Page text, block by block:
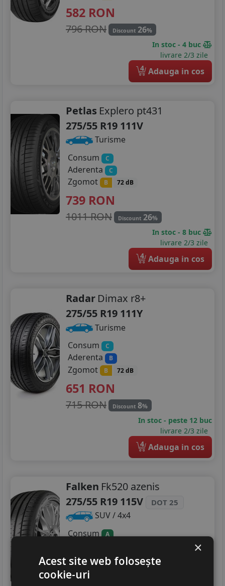
582 RON
796 RON Discount 26%
In stoc - 4 buc
livrare 2/3 zile
4 Adauga in cos
Petlas Explero pt431
275/55 R19 111V
Turisme
Consum
C
Aderenta C
Zgomot B 72 dB
739 RON
1011 RON Discount 26%
In stoc - 8 buc
livrare 2/3 zile
4 Adauga in cos
Radar Dimax r8+
275/55 R19 111Y
Turisme
Consum
C
Aderenta B
Zgomot B 72 dB
651 RON
715 RON Discount 8%
In stoc - peste 12 buc
livrare 2/3 zile
4 Adauga in cos
Falken Fk520 azenis
275/55 R19 115V
DOT 25
SUV / 4x4
Consum
A
Zgomot A 71 dB
966RON
×
Acest site web folosește
cookie-uri